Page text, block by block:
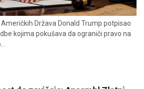
Država Donald Trump potpisao
kojima pokušava da ograniči pravo na